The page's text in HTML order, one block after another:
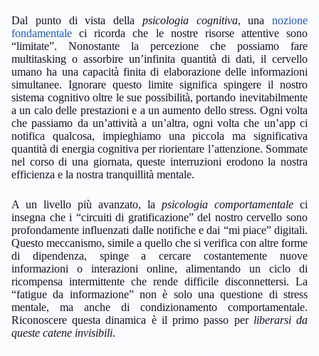
Dal punto di vista della psicologia cognitiva, una nozione
fondamentale ci ricorda che le nostre risorse attentive sono
“limitate”. Nonostante la percezione che possiamo fare
multitasking o assorbire un’infinita quantità di dati, il cervello
umano ha una capacità finita di elaborazione delle informazioni
simultanee. Ignorare questo limite significa spingere il nostro
sistema cognitivo oltre le sue possibilità, portando inevitabilmente
a un calo delle prestazioni e a un aumento dello stress. Ogni volta
che passiamo da un’attività a un’altra, ogni volta che un’app ci
notifica qualcosa, impieghiamo una piccola ma significativa
quantità di energia cognitiva per riorientare l’attenzione. Sommate
nel corso di una giornata, queste interruzioni erodono la nostra
efficienza e la nostra tranquillità mentale.
A un livello più avanzato, la psicologia comportamentale ci
insegna che i “circuiti di gratificazione” del nostro cervello sono
profondamente influenzati dalle notifiche e dai “mi piace” digitali.
Questo meccanismo, simile a quello che si verifica con altre forme
di dipendenza, spinge a cercare costantemente nuove
informazioni o interazioni online, alimentando un ciclo di
ricompensa intermittente che rende difficile disconnettersi. La
“fatigue da informazione” non è solo una questione di stress
mentale, ma anche di condizionamento comportamentale.
Riconoscere questa dinamica è il primo passo per liberarsi da
queste catene invisibili.